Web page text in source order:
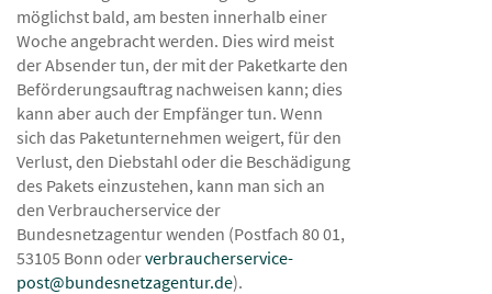
möglichst bald, am besten innerhalb einer
Woche angebracht werden. Dies wird meist
der Absender tun, der mit der Paketkarte den
Beförderungsauftrag nachweisen kann; dies
kann aber auch der Empfänger tun. Wenn
sich das Paketunternehmen weigert, für den
Verlust, den Diebstahl oder die Beschädigung
des Pakets einzustehen, kann man sich an
den Verbraucherservice der
Bundesnetzagentur wenden (Postfach 80 01,
53105 Bonn oderverbraucherservice-
post@bundesnetzagentur.de).